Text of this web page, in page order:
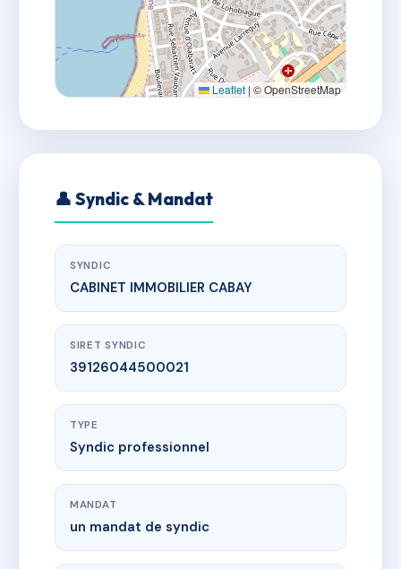
Leaflet | © OpenStreetMap
👤 Syndic & Mandat
SYNDIC
CABINET IMMOBILIER CABAY
SIRET SYNDIC
39126044500021
TYPE
Syndic professionnel
MANDAT
un mandat de syndic